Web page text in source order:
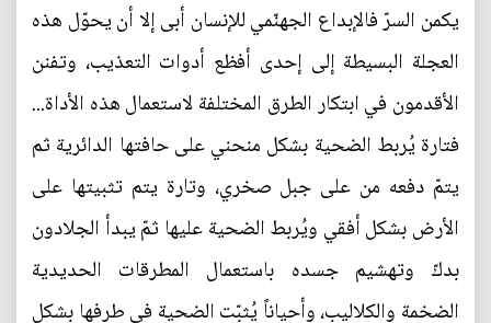
يكمن السرّ فالإبداع الجهنّمي للإنسان أبى إلا أن يحوّل هذه
العجلة البسيطة إلى إحدى أفظع أدوات التعذيب، وتفنن
الأقدمون في ابتكار الطرق المختلفة لاستعمال هذه الأداة...
فتارة يُربط الضحية بشكل منحني على حافتها الدائرية ثم
يتمّ دفعه من على جبل صخري، وتارة يتم تثبيتها على
الأرض بشكل أفقي ويُربط الضحية عليها ثمّ يبدأ الجلادون
بدكّ وتهشيم جسده باستعمال المطرقات الحديدية
الضخمة والكلاليب، وأحياناً يُثبّت الضحية في طرفها بشكل